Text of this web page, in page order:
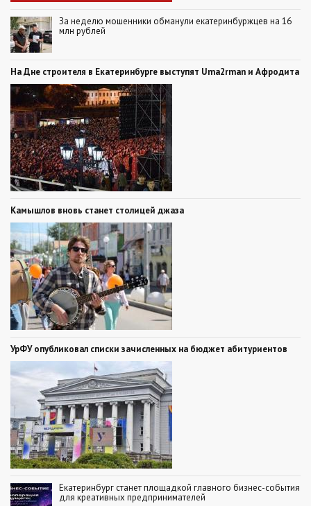
За неделю мошенники обманули екатеринбуржцев на 16
млн рублей
На Дне строителя в Екатеринбурге выступят Uma2rman и Афродита
Камышлов вновь станет столицей джаза
УрФУ опубликовал списки зачисленных на бюджет абитуриентов
Екатеринбург станет площадкой главного бизнес-события
для креативных предпринимателей